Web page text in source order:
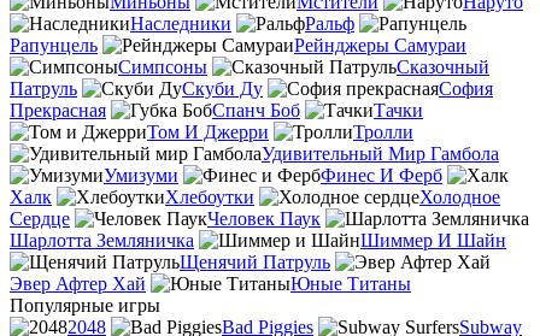
Наследники
Ральф
Рапунцель
Рейнджеры Самураи
Симпсоны
Сказочный
Патруль
Скуби Ду
София
Прекрасная
Спанч Боб
Тачки
Том И Джерри
Тролли
Удивительный Мир Гамбола
Умизуми
Финес И Ферб
Халк
Хлебоутки
Холодное
Сердце
Человек Паук
Шарлотта Земляничка
Шиммер И Шайн
Щенячий Патруль
Эвер Афтер Хай
Юные Титаны
Популярные игры
2048
Bad Piggies
Subway